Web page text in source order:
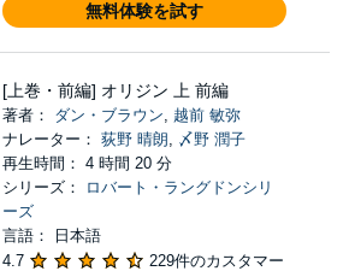
無料体験を試す
[上巻・前編] オリジン 上 前編
著者： ダン・ブラウン, 越前 敏弥
ナレーター： 荻野 晴朗, 〆野 潤子
再生時間： 4 時間 20 分
シリーズ：
ロバート・ラングドンシリ
ーズ
言語： 日本語
4.7
229件のカスタマー